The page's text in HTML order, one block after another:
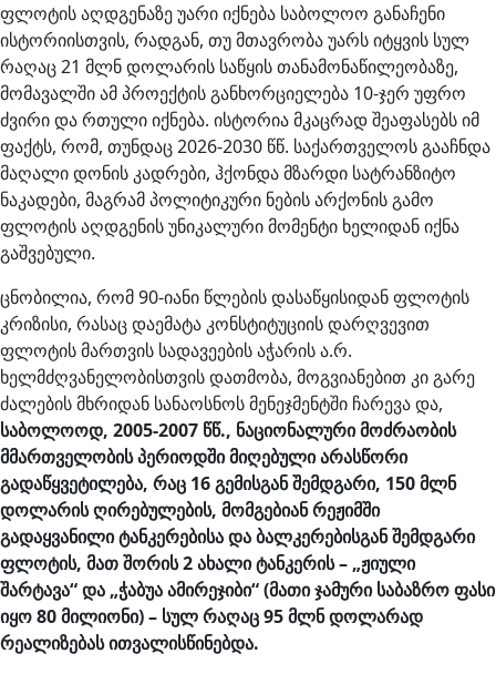
ფლოტის აღდგენაზე უარი იქნება საბოლოო განაჩენი
ისტორიისთვის, რადგან, თუ მთავრობა უარს იტყვის სულ
რაღაც 21 მლნ დოლარის საწყის თანამონაწილეობაზე,
მომავალში ამ პროექტის განხორციელება 10-ჯერ უფრო
ძვირი და რთული იქნება. ისტორია მკაცრად შეაფასებს იმ
ფაქტს, რომ, თუნდაც 2026-2030 წწ. საქართველოს გააჩნდა
მაღალი დონის კადრები, ჰქონდა მზარდი სატრანზიტო
ნაკადები, მაგრამ პოლიტიკური ნების არქონის გამო
ფლოტის აღდგენის უნიკალური მომენტი ხელიდან იქნა
გაშვებული.
ცნობილია, რომ 90-იანი წლების დასაწყისიდან ფლოტის
კრიზისი, რასაც დაემატა კონსტიტუციის დარღვევით
ფლოტის მართვის სადავეების აჭარის ა.რ.
ხელმძღვანელობისთვის დათმობა, მოგვიანებით კი გარე
ძალების მხრიდან სანაოსნოს მენეჯმენტში ჩარევა და,
საბოლოოდ, 2005-2007 წწ., ნაციონალური მოძრაობის
მმართველობის პერიოდში მიღებული არასწორი
გადაწყვეტილება, რაც 16 გემისგან შემდგარი, 150 მლნ
დოლარის ღირებულების, მომგებიან რეჟიმში
გადაყვანილი ტანკერებისა და ბალკერებისგან შემდგარი
ფლოტის, მათ შორის 2 ახალი ტანკერის – „ჟიული
შარტავა“ და „ჭაბუა ამირეჯიბი“ (მათი ჯამური საბაზრო ფასი
იყო 80 მილიონი) – სულ რაღაც 95 მლნ დოლარად
რეალიზებას ითვალისწინებდა.